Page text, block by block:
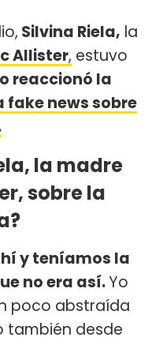
Silvina Riela, la
Allister, estuvo
reaccionó la
fake news sobre
la madre
sobre la
y teníamos la
no era así.Yo
poco abstraída
también desde